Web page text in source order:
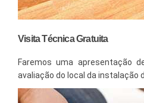
Visita Técnica Gratuita
Faremos uma apresentação
avaliação do local da instalação